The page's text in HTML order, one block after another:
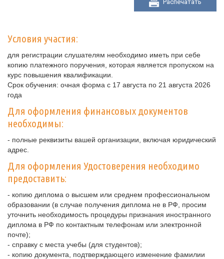
Распечатать
Условия участия:
для регистрации слушателям необходимо иметь при себе
копию платежного поручения, которая является пропуском на
курс повышения квалификации.
Срок обучения: очная форма с 17 августа по 21 августа 2026
года
Для оформления финансовых документов
необходимы:
- полные реквизиты вашей организации, включая юридический
адрес.
Для оформления Удостоверения необходимо
предоставить:
- копию диплома о высшем или среднем профессиональном
образовании (в случае получения диплома не в РФ, просим
уточнить необходимость процедуры признания иностранного
диплома в РФ по контактным телефонам или электронной
почте);
- справку с места учебы (для студентов);
- копию документа, подтверждающего изменение фамилии